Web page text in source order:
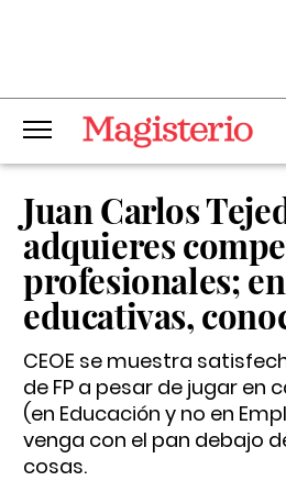
Juan Carlos
adquieres
profesionales;
educativas,
CEOE se muestra
de FP a pesar de jugar en
(en Educación y no en
venga con el pan debajo
cosas.